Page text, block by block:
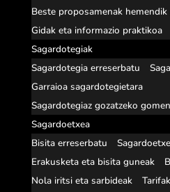
Beste proposamenak
Gidak eta informazio praktikoa
Sagardotegiak
Sagardotegia erreserbatu
Garraioa sagardotegietara
Sagardotegiaz gozatzeko
Sagardoetxea
Bisita erreserbatu
Erakusketa eta bisita guneak
Nola iritsi eta sarbideak